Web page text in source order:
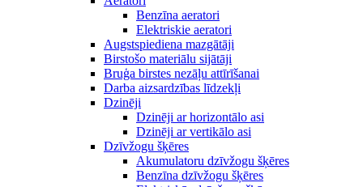
Benzīna aeratori
Elektriskie aeratori
Augstspiediena mazgātāji
Birstošo materiālu sijātāji
Bruģa birstes nezāļu attīrīšanai
Darba aizsardzības līdzekļi
Dzinēji
Dzinēji ar horizontālo asi
Dzinēji ar vertikālo asi
Dzīvžogu šķēres
Akumulatoru dzīvžogu šķēres
Benzīna dzīvžogu šķēres